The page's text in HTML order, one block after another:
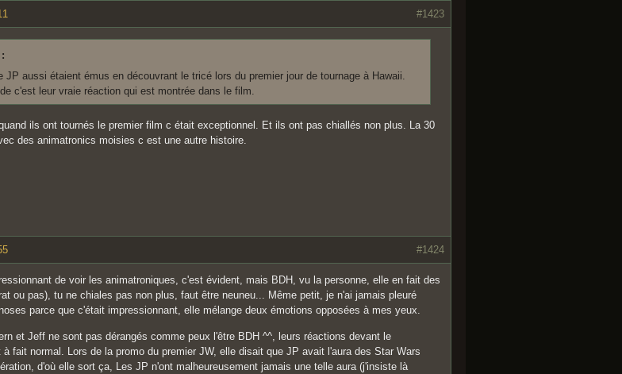
#1423
JP aussi étaient émus en découvrant le tricé lors du premier jour de tournage à Hawaii.
c'est leur vraie réaction qui est montrée dans le film.
ils ont tournés le premier film c était exceptionnel. Et ils ont pas chiallés non plus. La 30
des animatronics moisies c est une autre histoire.
#1424
de voir les animatroniques, c'est évident, mais BDH, vu la personne, elle en fait des
ou pas), tu ne chiales pas non plus, faut être neuneu... Même petit, je n'ai jamais pleuré
parce que c'était impressionnant, elle mélange deux émotions opposées à mes yeux.
et Jeff ne sont pas dérangés comme peux l'être BDH ^^, leurs réactions devant le
fait normal. Lors de la promo du premier JW, elle disait que JP avait l'aura des Star Wars
d'où elle sort ça, Les JP n'ont malheureusement jamais une telle aura (j'insiste là